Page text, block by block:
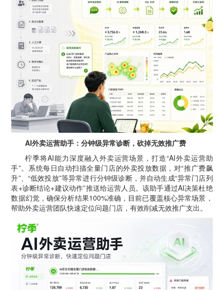
AI外卖运营助手：分钟级异常诊断，砍掉无效推广费
柠季将AI能力深度融入外卖运营场景，打造“AI外卖运营助
手”。系统每日自动扫描全量门店的外卖投放数据，对“推广费飙
升”、“低效投放”等异常进行分钟级诊断，并自动生成“异常门店列
表+诊断结论+建议动作”推送给运营人员。该助手通过AI决策杜绝
数据幻觉，确保分析结果100%准确，目前已覆盖核心异常场景，
帮助外卖运营团队快速定位问题门店，有效削减无效推广支出。